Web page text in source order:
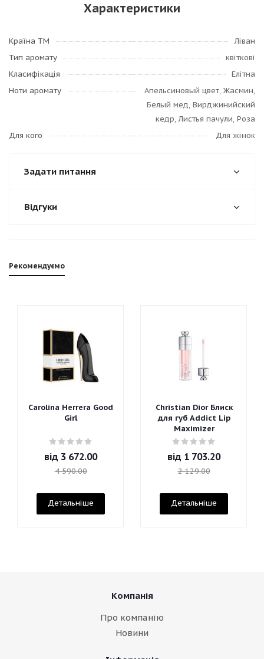
Характеристики
Країна ТМ
Ліван
Тип аромату
квіткові
Класифікація
Елітна
Ноти аромату
Апельсиновый цвет, Жасмин,
Белый мед, Вирджинийский
кедр, Листья пачули, Роза
Для кого
Для жінок
Задати питання
Відгуки
Рекомендуємо
Carolina Herrera Good
Girl
від 3 672.00
4 590.00
Детальніше
Christian Dior Блиск
для губ Addict Lip
Maximizer
від 1 703.20
2 129.00
Детальніше
Компанія
Про компанію
Новини